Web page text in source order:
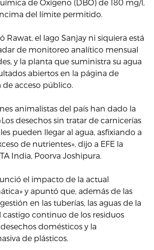
de Oxígeno (DBO) de 180 mg/l,
del límite permitido.
Rawat, el lago Sanjay ni siquiera está
de monitoreo analítico mensual
y la planta que suministra su agua
abiertos en la página de
acceso público.
animalistas del país han dado la
desechos sin tratar de carnicerías
pueden llegar al agua, asfixiando a
de nutrientes», dijo a EFE la
India, Poorva Joshipura.
el impacto de la actual
y apuntó que, además de las
en las tuberías, las aguas de la
castigo continuo de los residuos
domésticos y la
de plásticos.